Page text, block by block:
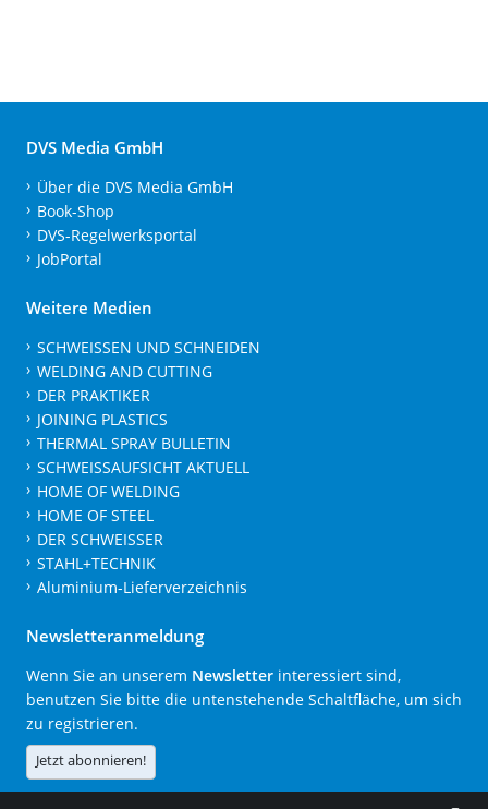
DVS Media GmbH
Über die DVS Media GmbH
Book-Shop
DVS-Regelwerksportal
JobPortal
Weitere Medien
SCHWEISSEN UND SCHNEIDEN
WELDING AND CUTTING
DER PRAKTIKER
JOINING PLASTICS
THERMAL SPRAY BULLETIN
SCHWEISSAUFSICHT AKTUELL
HOME OF WELDING
HOME OF STEEL
DER SCHWEISSER
STAHL+TECHNIK
Aluminium-Lieferverzeichnis
Newsletteranmeldung
Wenn Sie an unserem Newsletter interessiert sind,
benutzen Sie bitte die untenstehende Schaltfläche, um sich
zu registrieren.
Jetzt abonnieren!